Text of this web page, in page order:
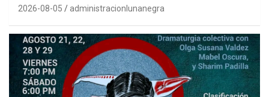
2026-08-05 administracionlunanegra